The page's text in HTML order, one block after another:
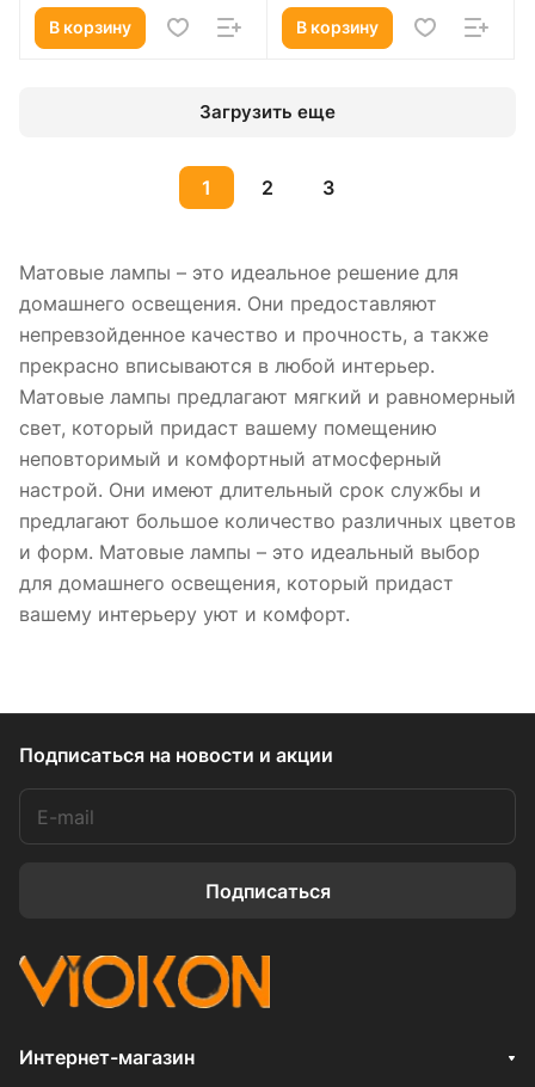
В корзину В корзину
Загрузить еще
1 2 3
Матовые лампы – это идеальное решение для
домашнего освещения. Они предоставляют
непревзойденное качество и прочность, а также
прекрасно вписываются в любой интерьер.
Матовые лампы предлагают мягкий и равномерный
свет, который придаст вашему помещению
неповторимый и комфортный атмосферный
настрой. Они имеют длительный срок службы и
предлагают большое количество различных цветов
и форм. Матовые лампы – это идеальный выбор
для домашнего освещения, который придаст
вашему интерьеру уют и комфорт.
Подписаться на новости и акции
Подписаться
Интернет-магазин